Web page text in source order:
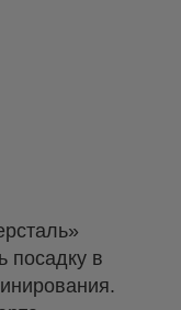
посадку в